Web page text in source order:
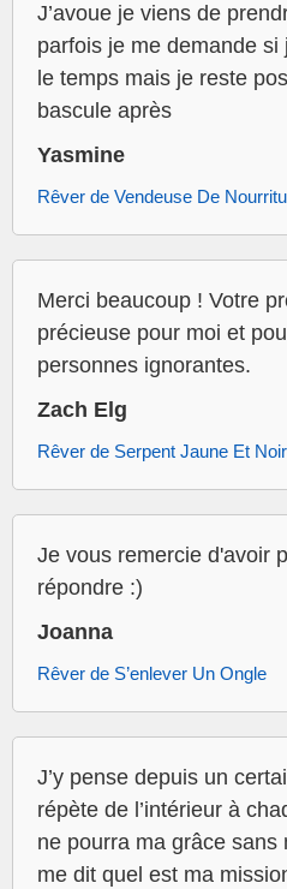
J’avoue je viens de
parfois je me demande
le temps mais je reste
bascule après
Yasmine
Rêver de Vendeuse De
Merci beaucoup ! Votre
précieuse pour moi et
personnes ignorantes.
Zach Elg
Rêver de Serpent Jaune Et Noir
Je vous remercie d'avoir
répondre :)
Joanna
Rêver de S’enlever Un Ongle
J’y pense depuis un
répète de l’intérieur à
ne pourra ma grâce sans
me dit quel est ma